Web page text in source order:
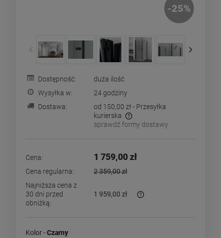
-25%
Dostępność:
duża ilość
Wysyłka w:
24 godziny
Dostawa:
od 150,00 zł - Przesyłka
kurierska
Cena nie zawiera ewentualnych kosztów płatności
sprawdź formy dostawy
Cena: 1 759,00 zł
Cena regularna:
2 359,00 zł
Najniższa cena z
30 dni przed
obniżką:
1 959,00 zł
Kolor -Czarny